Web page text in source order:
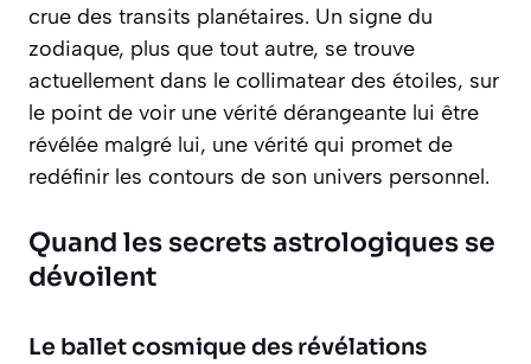
crue des transits planétaires. Un signe du
zodiaque, plus que tout autre, se trouve
actuellement dans le collimatear des étoiles, sur
le point de voir une vérité dérangeante lui être
révélée malgré lui, une vérité qui promet de
redéfinir les contours de son univers personnel.
Quand les secrets astrologiques se
dévoilent
Le ballet cosmique des révélations